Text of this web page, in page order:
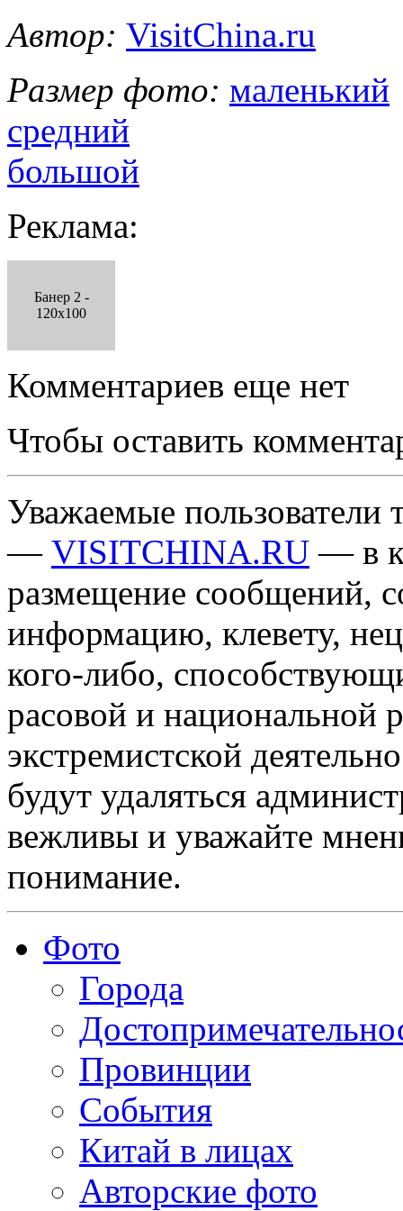
Автор: VisitChina.ru
Размер фото: маленький
средний
большой
Реклама:
Банер 2 -
120x100
Комментариев еще нет
Чтобы оставить
Уважаемые пользователи
— VISITCHINA.RU — в
размещение сообщений,
информацию, клевету,
кого-либо,
расовой и национальной
экстремистской
будут удаляться
вежливы и уважайте
понимание.
Фото
Города
Провинции
События
Китай в лицах
Авторские фото